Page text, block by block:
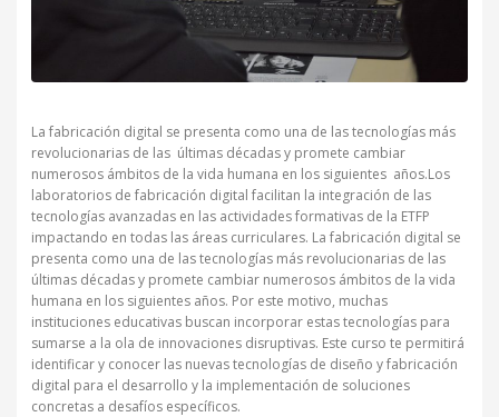
La fabricación digital se presenta como una de las tecnologías más
revolucionarias de las últimas décadas y promete cambiar
numerosos ámbitos de la vida humana en los siguientes años.Los
laboratorios de fabricación digital facilitan la integración de las
tecnologías avanzadas en las actividades formativas de la ETFP
impactando en todas las áreas curriculares. La fabricación digital se
presenta como una de las tecnologías más revolucionarias de las
últimas décadas y promete cambiar numerosos ámbitos de la vida
humana en los siguientes años. Por este motivo, muchas
instituciones educativas buscan incorporar estas tecnologías para
sumarse a la ola de innovaciones disruptivas. Este curso te permitirá
identificar y conocer las nuevas tecnologías de diseño y fabricación
digital para el desarrollo y la implementación de soluciones
concretas a desafíos específicos.